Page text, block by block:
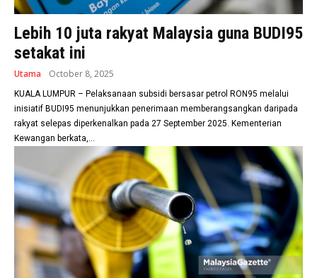
Lebih 10 juta rakyat Malaysia guna BUDI95
setakat ini
Utama October 8, 2025
KUALA LUMPUR – Pelaksanaan subsidi bersasar petrol RON95 melalui
inisiatif BUDI95 menunjukkan penerimaan memberangsangkan daripada
rakyat selepas diperkenalkan pada 27 September 2025. Kementerian
Kewangan berkata,...